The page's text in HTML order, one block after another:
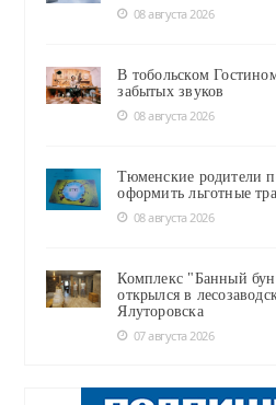
08 августа 2026
В тобольском
забытых звуков
08 августа 2026
Тюменские родители
оформить льготные
08 августа 2026
Комплекс "Банный
открылся в
Ялуторовска
07 августа 2026